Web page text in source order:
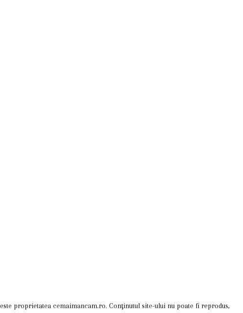
proprietatea cemaimancam.ro. Conţinutul site-ului nu poate fi reprodus,